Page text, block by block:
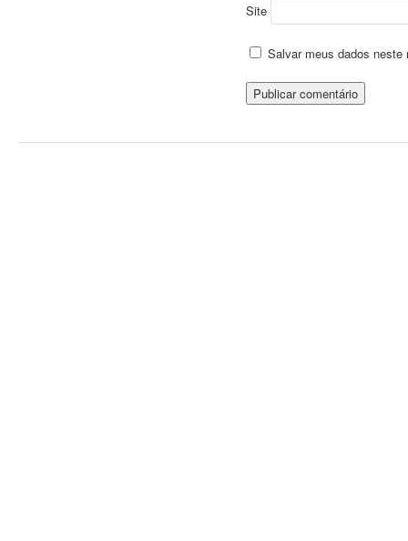
Site
Salvar meus dados neste